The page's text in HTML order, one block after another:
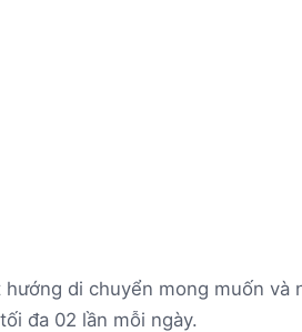
di chuyển mong muốn
đa 02 lần mỗi ngày.